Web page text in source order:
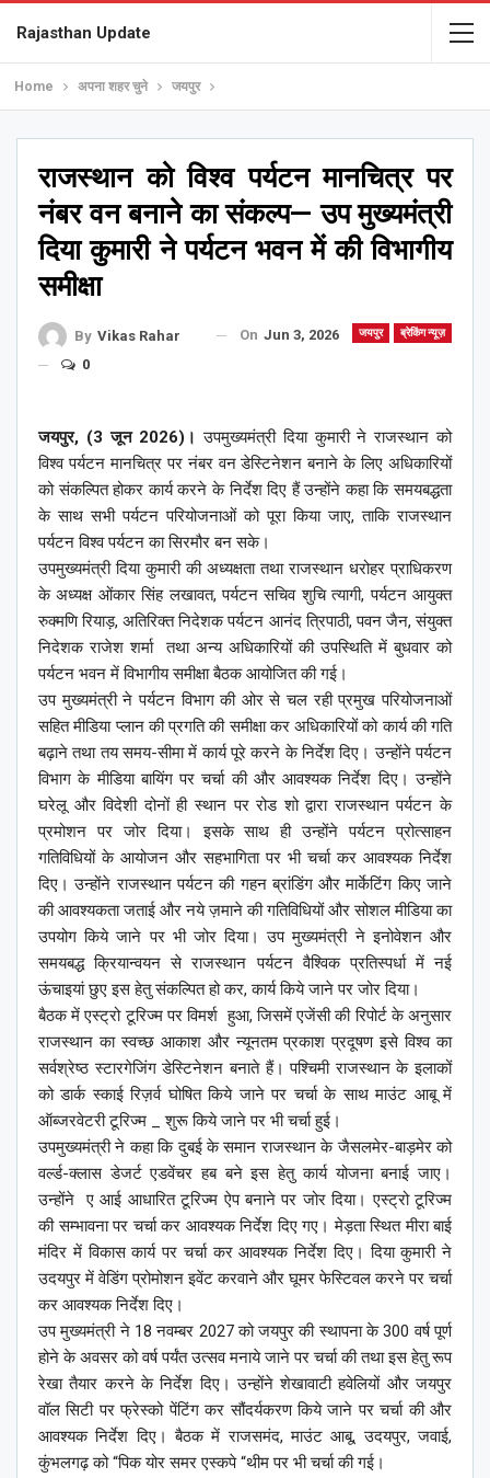
Rajasthan Update
Home अपना शहर चुने जयपुर
राजस्थान को विश्व पर्यटन मानचित्र पर
नंबर वन बनाने का संकल्प— उप मुख्यमंत्री
दिया कुमारी ने पर्यटन भवन में की विभागीय
समीक्षा
जयपुर ब्रेकिंग न्यूज़
By Vikas Rahar On Jun 3, 2026
0
जयपुर, (3 जून 2026)। उपमुख्यमंत्री दिया कुमारी ने राजस्थान को
विश्व पर्यटन मानचित्र पर नंबर वन डेस्टिनेशन बनाने के लिए अधिकारियों
को संकल्पित होकर कार्य करने के निर्देश दिए हैं उन्होंने कहा कि समयबद्धता
के साथ सभी पर्यटन परियोजनाओं को पूरा किया जाए, ताकि राजस्थान
पर्यटन विश्व पर्यटन का सिरमौर बन सके।
उपमुख्यमंत्री दिया कुमारी की अध्यक्षता तथा राजस्थान धरोहर प्राधिकरण
के अध्यक्ष ओंकार सिंह लखावत, पर्यटन सचिव शुचि त्यागी, पर्यटन आयुक्त
रुक्मणि रियाड़, अतिरिक्त निदेशक पर्यटन आनंद त्रिपाठी, पवन जैन, संयुक्त
निदेशक राजेश शर्मा तथा अन्य अधिकारियों की उपस्थिति में बुधवार को
पर्यटन भवन में विभागीय समीक्षा बैठक आयोजित की गई।
उप मुख्यमंत्री ने पर्यटन विभाग की ओर से चल रही प्रमुख परियोजनाओं
सहित मीडिया प्लान की प्रगति की समीक्षा कर अधिकारियों को कार्य की गति
बढ़ाने तथा तय समय-सीमा में कार्य पूरे करने के निर्देश दिए। उन्होंने पर्यटन
विभाग के मीडिया बायिंग पर चर्चा की और आवश्यक निर्देश दिए। उन्होंने
घरेलू और विदेशी दोनों ही स्थान पर रोड शो द्वारा राजस्थान पर्यटन के
प्रमोशन पर जोर दिया। इसके साथ ही उन्होंने पर्यटन प्रोत्साहन
गतिविधियों के आयोजन और सहभागिता पर भी चर्चा कर आवश्यक निर्देश
दिए। उन्होंने राजस्थान पर्यटन की गहन ब्रांडिंग और मार्केटिंग किए जाने
की आवश्यकता जताई और नये ज़माने की गतिविधियों और सोशल मीडिया का
उपयोग किये जाने पर भी जोर दिया। उप मुख्यमंत्री ने इनोवेशन और
समयबद्ध क्रियान्वयन से राजस्थान पर्यटन वैश्विक प्रतिस्पर्धा में नई
ऊंचाइयां छुए इस हेतु संकल्पित हो कर, कार्य किये जाने पर जोर दिया।
बैठक में एस्ट्रो टूरिज्म पर विमर्श हुआ, जिसमें एजेंसी की रिपोर्ट के अनुसार
राजस्थान का स्वच्छ आकाश और न्यूनतम प्रकाश प्रदूषण इसे विश्व का
सर्वश्रेष्ठ स्टारगेजिंग डेस्टिनेशन बनाते हैं। पश्चिमी राजस्थान के इलाकों
को डार्क स्काई रिज़र्व घोषित किये जाने पर चर्चा के साथ माउंट आबू में
ऑब्जरवेटरी टूरिज्म _ शुरू किये जाने पर भी चर्चा हुई।
उपमुख्यमंत्री ने कहा कि दुबई के समान राजस्थान के जैसलमेर-बाड़मेर को
वर्ल्ड-क्लास डेजर्ट एडवेंचर हब बने इस हेतु कार्य योजना बनाई जाए।
उन्होंने ए आई आधारित टूरिज्म ऐप बनाने पर जोर दिया। एस्ट्रो टूरिज्म
की सम्भावना पर चर्चा कर आवश्यक निर्देश दिए गए। मेड़ता स्थित मीरा बाई
मंदिर में विकास कार्य पर चर्चा कर आवश्यक निर्देश दिए। दिया कुमारी ने
उदयपुर में वेडिंग प्रोमोशन इवेंट करवाने और घूमर फेस्टिवल करने पर चर्चा
कर आवश्यक निर्देश दिए।
उप मुख्यमंत्री ने 18 नवम्बर 2027 को जयपुर की स्थापना के 300 वर्ष पूर्ण
होने के अवसर को वर्ष पर्यंत उत्सव मनाये जाने पर चर्चा की तथा इस हेतु रूप
रेखा तैयार करने के निर्देश दिए। उन्होंने शेखावाटी हवेलियों और जयपुर
वॉल सिटी पर फ्रेस्को पेंटिंग कर सौंदर्यकरण किये जाने पर चर्चा की और
आवश्यक निर्देश दिए। बैठक में राजसमंद, माउंट आबू, उदयपुर, जवाई,
कुंभलगढ़ को “पिक योर समर एस्कपे “थीम पर भी चर्चा की गई।